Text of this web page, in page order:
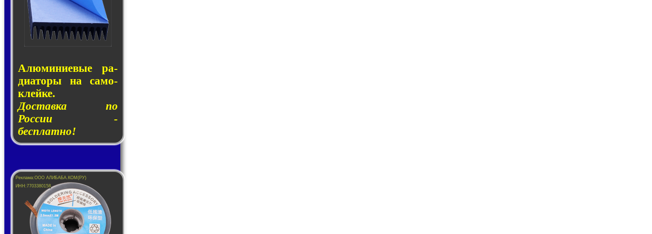
Алюминие­вые ра­
ди­а­то­ры на са­мо­
клей­ке.
Доставка по
России -
бесплатно!